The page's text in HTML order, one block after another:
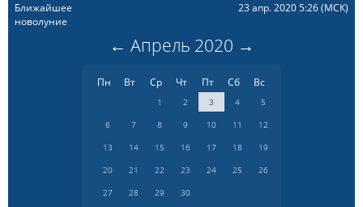
Ближайшее
новолуние
23 апр. 2020 5:26(МСК)
← Апрель 2020 →
Пн Вт Ср Чт Пт Сб Вс
1 2 3 4
5
6
7 8 9 10 11
12
13
14 15 16 17 18
19
20
21 22 23 24 25
26
27
28 29 30